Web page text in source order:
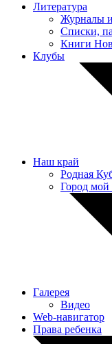
Литература
Журналы
Списки,
Книги
Клубы
Наш край
Родная
Город мой
Галерея
Видео
Web-навигатор
Права ребенка